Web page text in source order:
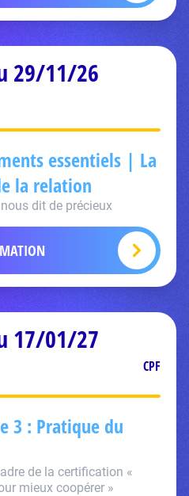
29/11/26
essentiels | La
la relation
dit de précieux
17/01/27
CPF
3 : Pratique du
de la certification «
mieux coopérer »